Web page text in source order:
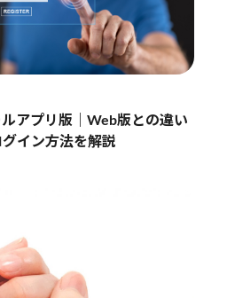
アプリ版｜Web版との違い
イン方法を解説